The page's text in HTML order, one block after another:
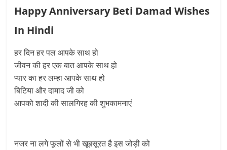
Happy Anniversary Beti Damad Wishes
In Hindi
हर दिन हर पल आपके साथ हो
जीवन की हर एक बात आपके साथ हो
प्यार का हर लम्हा आपके साथ हो
बिटिया और दामाद जी को
आपको शादी की सालगिरह की शुभकामनाएं
नजर ना लगे फूलों से भी खूबसूरत है इस जोड़ी को